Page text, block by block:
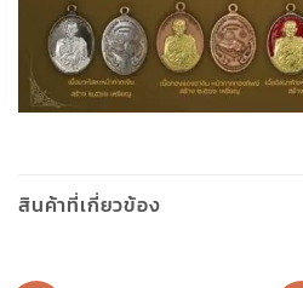
สินค้าที่เกี่ยวข้อง